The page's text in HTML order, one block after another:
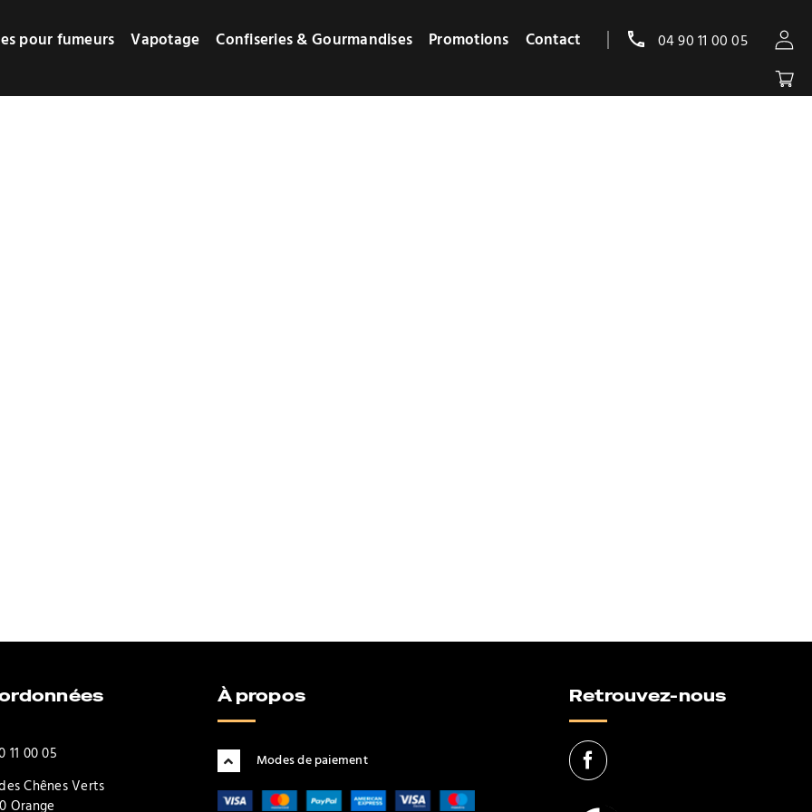
pour fumeurs Vapotage Confiseries & Gourmandises Promotions Contact 04 90 11 00 05
11 00 05
Chênes Verts
Orange
À propos
Modes de paiement
Retrouvez-nous